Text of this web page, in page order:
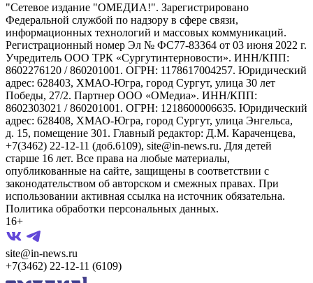
"Сетевое издание "ОМЕДИА!". Зарегистрировано
Федеральной службой по надзору в сфере связи,
информационных технологий и массовых коммуникаций.
Регистрационный номер Эл № ФС77-83364 от 03 июня 2022 г.
Учредитель ООО ТРК «Сургутинтерновости». ИНН/КПП:
8602276120 / 860201001. ОГРН: 1178617004257. Юридический
адрес: 628403, ХМАО-Югра, город Сургут, улица 30 лет
Победы, 27/2. Партнер ООО «ОМедиа». ИНН/КПП:
8602303021 / 860201001. ОГРН: 1218600006635. Юридический
адрес: 628408, ХМАО-Югра, город Сургут, улица Энгельса,
д. 15, помещение 301. Главный редактор: Д.М. Караченцева,
+7(3462) 22-12-11 (доб.6109), site@in-news.ru. Для детей
старше 16 лет. Все права на любые материалы,
опубликованные на сайте, защищены в соответствии с
законодательством об авторском и смежных правах. При
использовании активная ссылка на источник обязательна.
Политика обработки персональных данных.
16+
site@in-news.ru
+7(3462) 22-12-11 (6109)